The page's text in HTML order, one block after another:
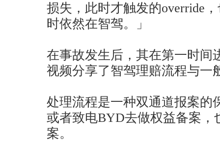
损失，此时才触发的override
时依然在智驾。」
在事故发生后，其在第一时间
视频分享了智驾理赔流程与一
处理流程是一种双通道报案的
或者致电BYD去做权益备案，
案。